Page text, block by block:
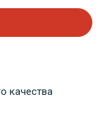
качества